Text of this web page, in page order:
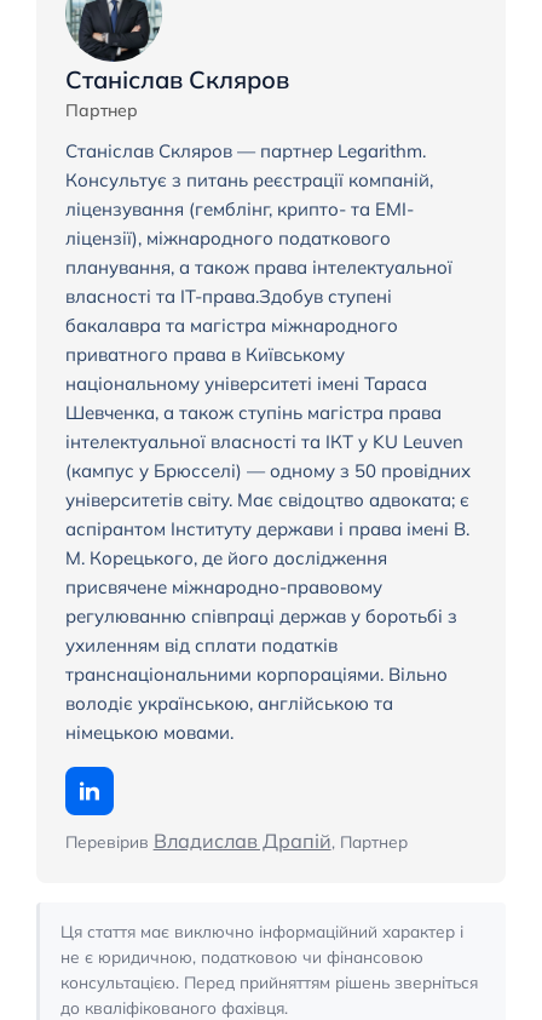
Станіслав Скляров
Партнер
Станіслав Скляров — партнер Legarithm.
Консультує з питань реєстрації компаній,
ліцензування (гемблінг, крипто- та EMI-
ліцензії), міжнародного податкового
планування, а також права інтелектуальної
власності та IT-права.Здобув ступені
бакалавра та магістра міжнародного
приватного права в Київському
національному університеті імені Тараса
Шевченка, а також ступінь магістра права
інтелектуальної власності та ІКТ у KU Leuven
(кампус у Брюсселі) — одному з 50 провідних
університетів світу. Має свідоцтво адвоката; є
аспірантом Інституту держави і права імені В.
М. Корецького, де його дослідження
присвячене міжнародно-правовому
регулюванню співпраці держав у боротьбі з
ухиленням від сплати податків
транснаціональними корпораціями. Вільно
володіє українською, англійською та
німецькою мовами.
Перевірив Владислав Драпій, Партнер
Ця стаття має виключно інформаційний характер і
не є юридичною, податковою чи фінансовою
консультацією. Перед прийняттям рішень зверніться
до кваліфікованого фахівця.